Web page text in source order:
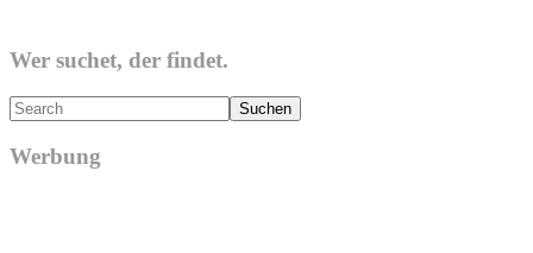
Wer suchet, der findet.
Search
Werbung